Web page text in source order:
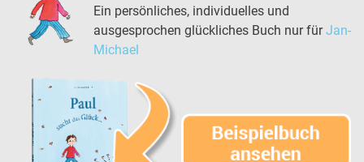
Ein persönliches, individuelles und
ausgesprochen glückliches Buch nur fürJan-
Michael